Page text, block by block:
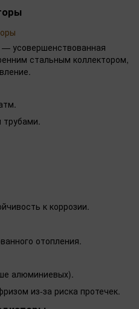
усовершенствованная
стальным коллектором,
к коррозии.
отопления.
алюминиевых).
из-за риска протечек.